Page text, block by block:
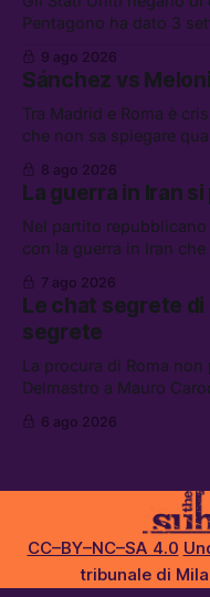
Pentagono ha dato 3
continuerà ad usare i
La Russa, e la centrale
9 ago 2026
Sánchez vs Meloni
Tra Madrid e Roma è
che non sa spiegare
di difesa tra Arabia
carburante irregolare, e
8 ago 2026
La guerra in Iran
Nel partito repubblicano
con la guerra in Iran
lavoro, Schlein prova a
che cos’è lo
7 ago 2026
Le chat segrete
segrete
La procura di Roma
Delmastro a Mauro
attacchi in Libano, il
6 ago 2026
CC–BY–NC–SA 4.0
tribunale di